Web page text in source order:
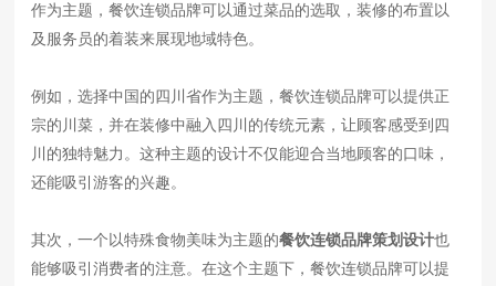
作为主题，餐饮连锁品牌可以通过菜品的选取，装修的布置以
及服务员的着装来展现地域特色。
例如，选择中国的四川省作为主题，餐饮连锁品牌可以提供正
宗的川菜，并在装修中融入四川的传统元素，让顾客感受到四
川的独特魅力。这种主题的设计不仅能迎合当地顾客的口味，
还能吸引游客的兴趣。
其次，一个以特殊食物美味为主题的餐饮连锁品牌策划设计也
能够吸引消费者的注意。在这个主题下，餐饮连锁品牌可以提